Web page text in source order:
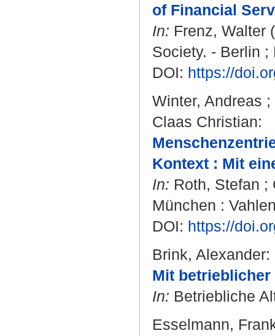
of Financial
In: Frenz, Walter
Society. - Berlin ;
DOI: https://
Winter, Andreas ;
Claas Christian:
Kontext : Mit
In: Roth, Stefan ;
München :
DOI: https://
Brink, Alexander:
Mit
In: Betriebliche
Esselmann,